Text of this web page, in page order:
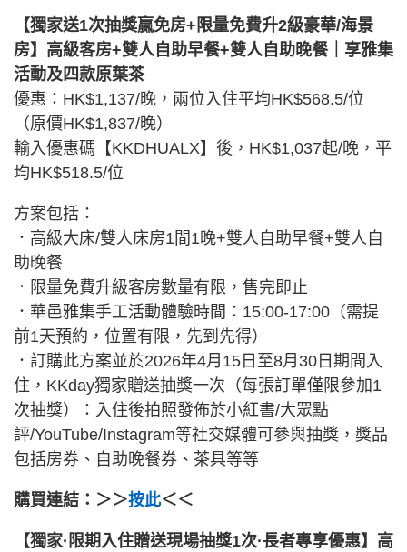
【獨家送1次抽獎贏免房+限量免費升2級豪華/海景
房】高級客房+雙人自助早餐+雙人自助晚餐｜享雅集
活動及四款原葉茶
優惠：HK$1,137/晚，兩位入住平均HK$568.5/位
（原價HK$1,837/晚）
輸入優惠碼【KKDHUALX】後，HK$1,037起/晚，平
均HK$518.5/位
方案包括：
．高級大床/雙人床房1間1晚+雙人自助早餐+雙人自
助晚餐
．限量免費升級客房數量有限，售完即止
．華邑雅集手工活動體驗時間：15:00-17:00（需提
前1天預約，位置有限，先到先得）
．訂購此方案並於2026年4月15日至8月30日期間入
住，KKday獨家贈送抽獎一次（每張訂單僅限參加1
次抽獎）：入住後拍照發佈於小紅書/大眾點
評/YouTube/Instagram等社交媒體可參與抽獎，獎品
包括房券、自助晚餐券、茶具等等
購買連結：＞＞按此＜＜
【獨家·限期入住贈送現場抽獎1次·長者專享優惠】高